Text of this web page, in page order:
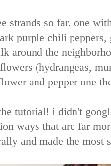
strands so far. one
purple chili
around the
(hydrangeas,
and pepper one
tutorial! i didn't
ways that are far
and made the most